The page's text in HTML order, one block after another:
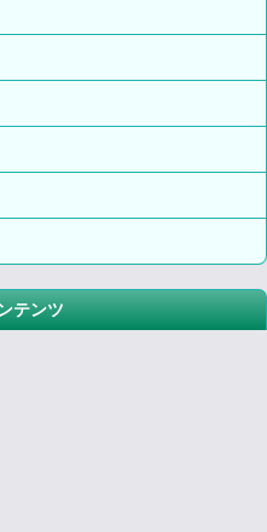
テンツ